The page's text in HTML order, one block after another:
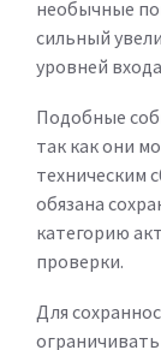
необычные
сильный
уровней
Подобные
так как они
техническим
обязана
категорию
проверки.
Для